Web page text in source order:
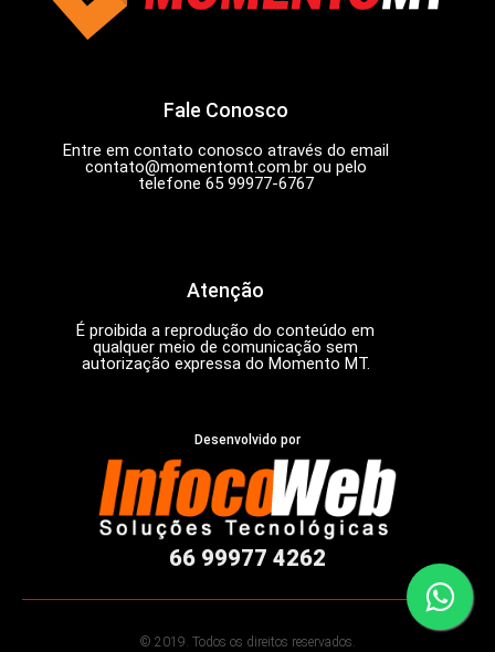
Fale Conosco
Entre em contato conosco através do email
contato@momentomt.com.brou pelo
telefone 65 99977-6767
Atenção
É proibida a reprodução do conteúdo em
qualquer meio de comunicação sem
autorização expressa do Momento MT.
Desenvolvido por
66 99977 4262
© 2019. Todos os direitos reservados.